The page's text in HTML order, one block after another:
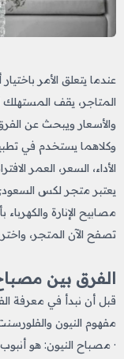
عندما يتعلق الأمر
المتاجر، يقف المستهلك
والأسعار ويبحث عن الفرق
وكلاهما يستخدم في
الأداء، السعر، العمر
يعتبر متجر لكس
مصابيح الإنارة
تصفح الآن المتجر،
الفرق بين
قبل أن نبدأ في معرفة
مفهوم النيون
· مصباح النيون: هو